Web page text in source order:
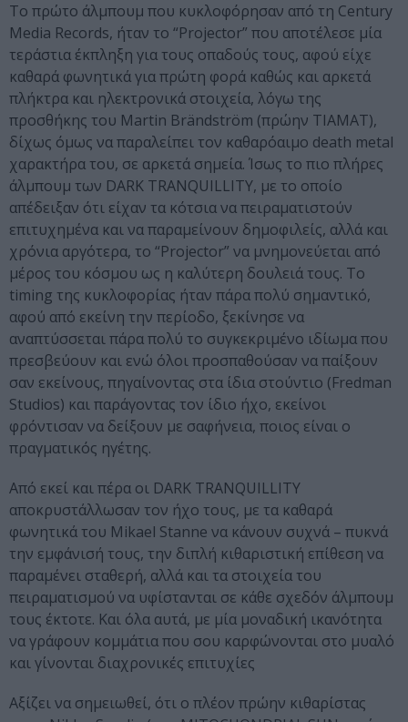
Το πρώτο άλμπουμ που κυκλοφόρησαν από τη Century
Media Records, ήταν το “Projector” που αποτέλεσε μία
τεράστια έκπληξη για τους οπαδούς τους, αφού είχε
καθαρά φωνητικά για πρώτη φορά καθώς και αρκετά
πλήκτρα και ηλεκτρονικά στοιχεία, λόγω της
προσθήκης του Martin Brändström (πρώην TIAMAT),
δίχως όμως να παραλείπει τον καθαρόαιμο death metal
χαρακτήρα του, σε αρκετά σημεία. Ίσως το πιο πλήρες
άλμπουμ των DARK TRANQUILLITY, με το οποίο
απέδειξαν ότι είχαν τα κότσια να πειραματιστούν
επιτυχημένα και να παραμείνουν δημοφιλείς, αλλά και
χρόνια αργότερα, το “Projector” να μνημονεύεται από
μέρος του κόσμου ως η καλύτερη δουλειά τους. Το
timing της κυκλοφορίας ήταν πάρα πολύ σημαντικό,
αφού από εκείνη την περίοδο, ξεκίνησε να
αναπτύσσεται πάρα πολύ το συγκεκριμένο ιδίωμα που
πρεσβεύουν και ενώ όλοι προσπαθούσαν να παίξουν
σαν εκείνους, πηγαίνοντας στα ίδια στούντιο (Fredman
Studios) και παράγοντας τον ίδιο ήχο, εκείνοι
φρόντισαν να δείξουν με σαφήνεια, ποιος είναι ο
πραγματικός ηγέτης.
Από εκεί και πέρα οι DARK TRANQUILLITY
αποκρυστάλλωσαν τον ήχο τους, με τα καθαρά
φωνητικά του Mikael Stanne να κάνουν συχνά – πυκνά
την εμφάνισή τους, την διπλή κιθαριστική επίθεση να
παραμένει σταθερή, αλλά και τα στοιχεία του
πειραματισμού να υφίστανται σε κάθε σχεδόν άλμπουμ
τους έκτοτε. Και όλα αυτά, με μία μοναδική ικανότητα
να γράφουν κομμάτια που σου καρφώνονται στο μυαλό
και γίνονται διαχρονικές επιτυχίες
Αξίζει να σημειωθεί, ότι ο πλέον πρώην κιθαρίστας